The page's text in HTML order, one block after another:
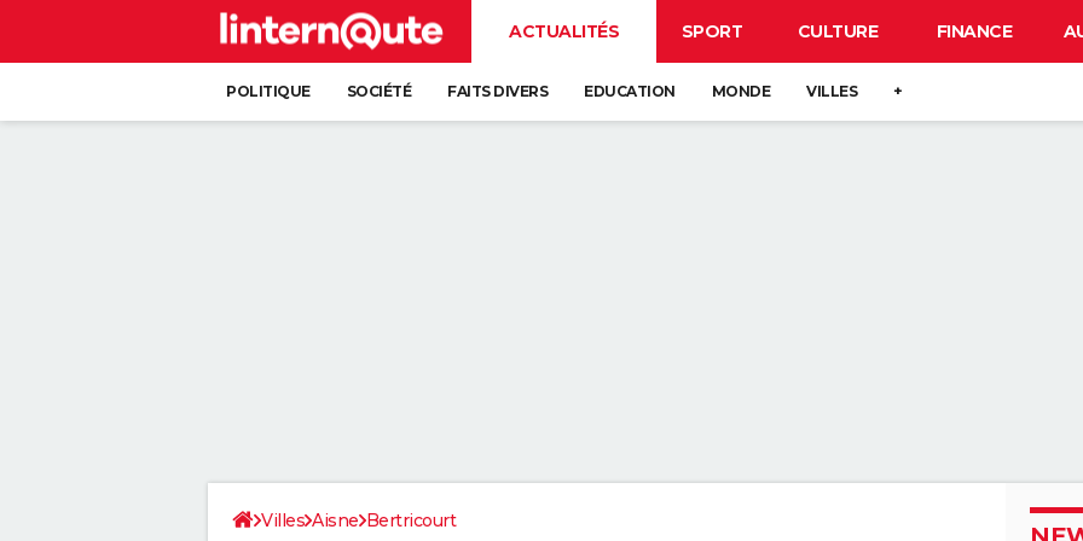
ACTUALITÉS SPORT CULTURE FINANCE
POLITIQUE SOCIÉTÉ FAITS DIVERS EDUCATION MONDE VILLES +
Villes Aisne Bertricourt